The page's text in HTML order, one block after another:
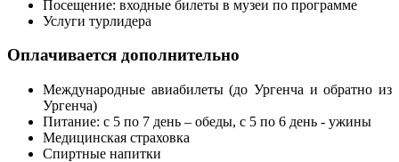
Посещение: входные билеты в музеи по программе
Услуги турлидера
Оплачивается дополнительно
Международные авиабилеты (до Ургенча и обратно из
Ургенча)
Питание: с 5 по 7 день – обеды, с 5 по 6 день - ужины
Медицинская страховка
Спиртные напитки